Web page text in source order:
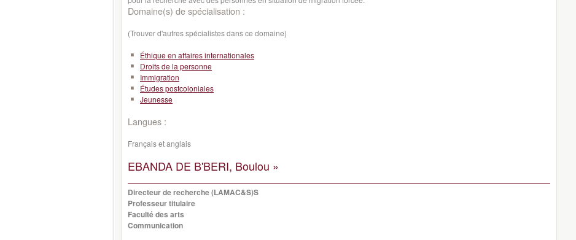
Domaine(s) de spécialisation :
(Trouver d'autres spécialistes dans ce domaine)
Éthique en affaires internationales
Droits de la personne
Immigration
Études postcoloniales
Jeunesse
Langues :
Français et anglais
EBANDA DE B'BERI, Boulou »
Directeur de recherche (LAMAC&S)S
Professeur titulaire
Faculté des arts
Communication